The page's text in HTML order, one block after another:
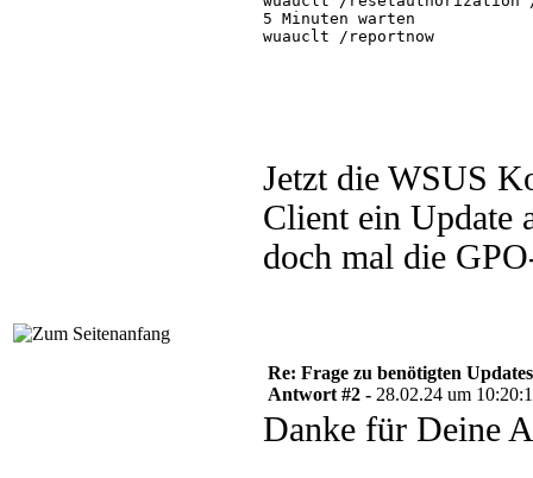
5 Minuten warten
wuauclt /reportnow
Jetzt die WSUS
Client ein Update
doch mal die
Re: Frage zu benötigten
Antwort #2 - 28.02.24 um
Danke für Deine